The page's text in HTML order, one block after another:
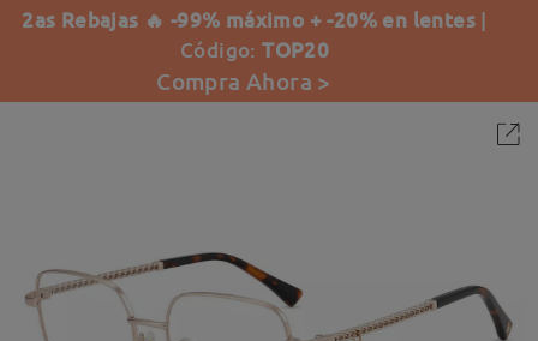
2as Rebajas 🔥 -99% máximo + -20% en lentes |
Código:TOP20
Compra Ahora >